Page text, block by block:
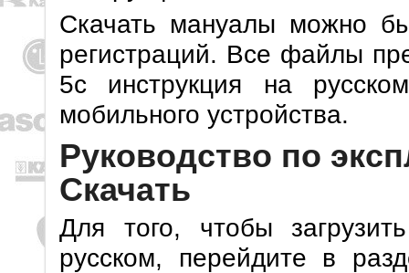
Скачать мануалы можно
регистраций. Все файлы
5c инструкция на
мобильного устройства.
Руководство по
Скачать
Для того, чтобы
русском, перейдите в